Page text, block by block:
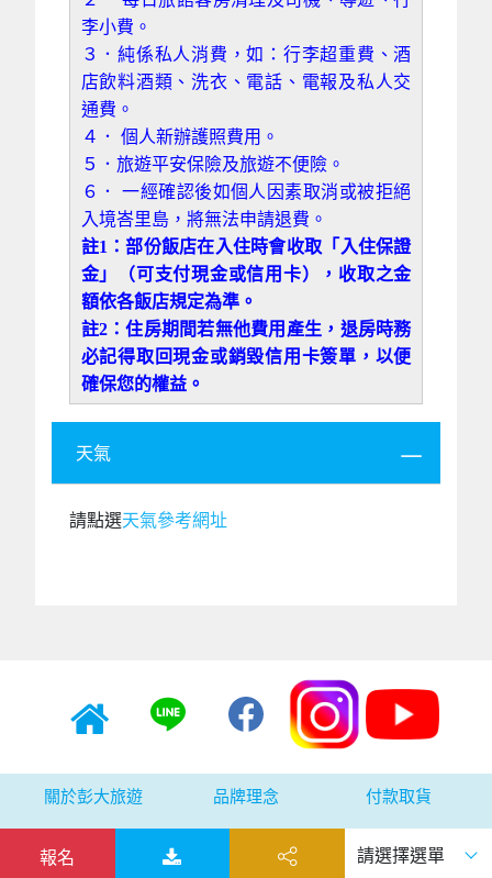
李小費。
３．純係私人消費，如：行李超重費、酒
店飲料酒類、洗衣、電話、電報及私人交
通費。
４． 個人新辦護照費用。
５．旅遊平安保險及旅遊不便險。
６．
一經確認後如個人因素取消或被拒絕
入境峇里島，將無法申請退費。
註1：部份飯店在入住時會收取「入住保證
金」（可支付現金或信用卡），收取之金
額依各飯店規定為準。
註2：住房期間若無他費用產生，退房時務
必記得取回現金或銷毀信用卡簽單，以便
確保您的權益。
天氣
請點選天氣參考網址
關於彭大旅遊 品牌理念 付款取貨
意見回饋